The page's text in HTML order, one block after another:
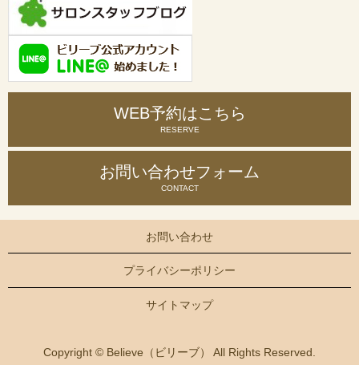
WEB予約はこちら
RESERVE
お問い合わせフォーム
CONTACT
お問い合わせ
プライバシーポリシー
サイトマップ
Copyright © Believe（ビリーブ） All Rights Reserved.